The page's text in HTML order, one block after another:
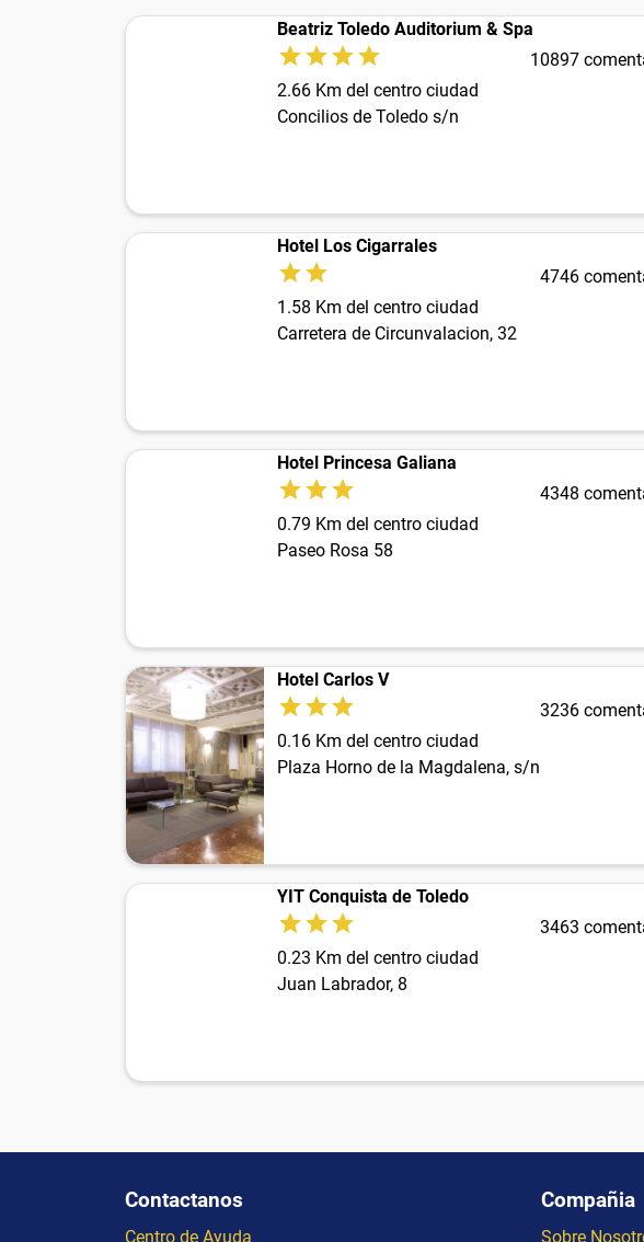
Beatriz Toledo Auditorium & Spa
10897
2.66 Km del centro ciudad
Concilios de Toledo s/n
Hotel Los Cigarrales
4746
1.58 Km del centro ciudad
Carretera de Circunvalacion, 32
Hotel Princesa Galiana
4348
0.79 Km del centro ciudad
Paseo Rosa 58
Hotel Carlos V
3236
0.16 Km del centro ciudad
Plaza Horno de la Magdalena, s/n
YIT Conquista de Toledo
3463
0.23 Km del centro ciudad
Juan Labrador, 8
Contactanos
Centro de Ayuda
Compañia
Sobre